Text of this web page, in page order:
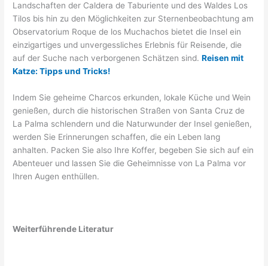
Landschaften der Caldera de Taburiente und des Waldes Los
Tilos bis hin zu den Möglichkeiten zur Sternenbeobachtung am
Observatorium Roque de los Muchachos bietet die Insel ein
einzigartiges und unvergessliches Erlebnis für Reisende, die
auf der Suche nach verborgenen Schätzen sind.Reisen mit
Katze: Tipps und Tricks!
Indem Sie geheime Charcos erkunden, lokale Küche und Wein
genießen, durch die historischen Straßen von Santa Cruz de
La Palma schlendern und die Naturwunder der Insel genießen,
werden Sie Erinnerungen schaffen, die ein Leben lang
anhalten. Packen Sie also Ihre Koffer, begeben Sie sich auf ein
Abenteuer und lassen Sie die Geheimnisse von La Palma vor
Ihren Augen enthüllen.
Weiterführende Literatur